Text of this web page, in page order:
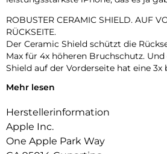
ROBUSTER CERAMIC SHIELD. AUF
RÜCKSEITE.
Der Ceramic Shield schützt die
Max für 4x höheren Bruchschutz.
Shield auf der Vorderseite hat eine 3x
DAS ULTIMATIVE PRO KAMERA-
dem größten Zoombereich, den es je
Das ist wie 8 Pro Objektive in deiner
18MP CENTER STAGE FRONTKAMERA.
Mehr lesen
Herstellerinformation
Apple Inc.
One Apple Park Way